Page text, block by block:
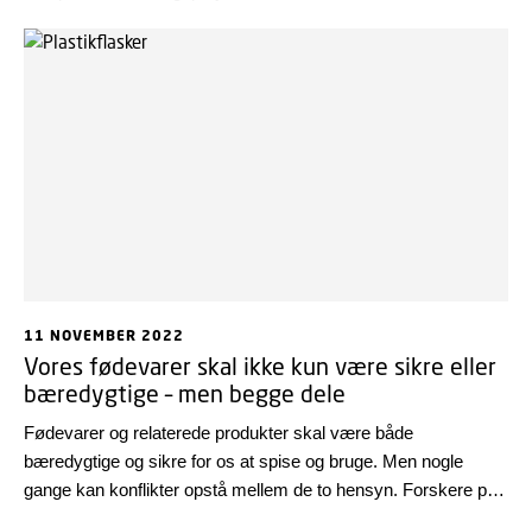
lande og USA.
11 NOVEMBER 2022
Vores fødevarer skal ikke kun være sikre eller
bæredygtige – men begge dele
Fødevarer og relaterede produkter skal være både
bæredygtige og sikre for os at spise og bruge. Men nogle
gange kan konflikter opstå mellem de to hensyn. Forskere på